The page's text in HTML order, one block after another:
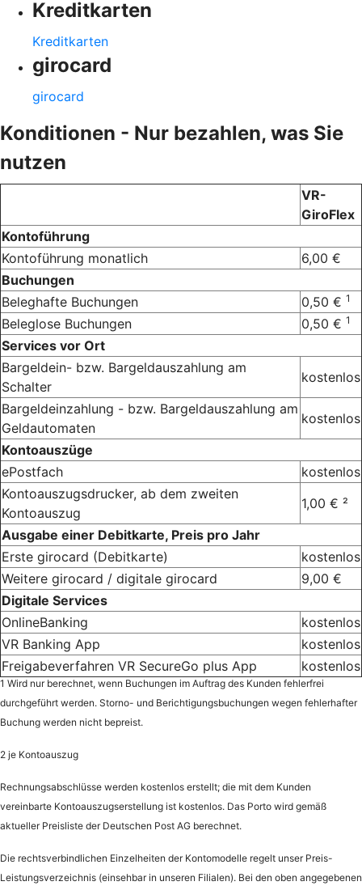
Kreditkarten
Kreditkarten
girocard
girocard
Konditionen - Nur bezahlen, was Sie
nutzen
VR-
GiroFlex
Kontoführung
Kontoführung monatlich
6,00 €
Buchungen
Beleghafte Buchungen
0,50 € 1
Beleglose Buchungen 0,50 € 1
Services vor Ort
Bargeldein- bzw. Bargeldauszahlung am
Schalter
kostenlos
Bargeldeinzahlung - bzw. Bargeldauszahlung am
Geldautomaten
kostenlos
Kontoauszüge
ePostfach
kostenlos
Kontoauszugsdrucker, ab dem zweiten
Kontoauszug
1,00 € ²
Ausgabe einer Debitkarte, Preis pro Jahr
Erste girocard (Debitkarte)
kostenlos
Weitere girocard / digitale girocard
9,00 €
Digitale Services
OnlineBanking
kostenlos
VR Banking App
kostenlos
Freigabeverfahren VR SecureGo plus App
kostenlos
1 Wird nur berechnet, wenn Buchungen im Auftrag des Kunden fehlerfrei
durchgeführt werden. Storno- und Berichtigungsbuchungen wegen fehlerhafter
Buchung werden nicht bepreist.
2 je Kontoauszug
Rechnungsabschlüsse werden kostenlos erstellt; die mit dem Kunden
vereinbarte Kontoauszugserstellung ist kostenlos. Das Porto wird gemäß
aktueller Preisliste der Deutschen Post AG berechnet.
Die rechtsverbindlichen Einzelheiten der Kontomodelle regelt unser Preis-
Leistungsverzeichnis (einsehbar in unseren Filialen). Bei den oben angegebenen